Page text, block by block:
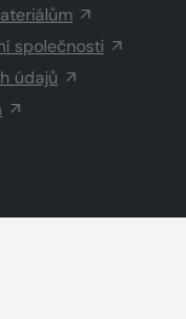
společnosti
údajů